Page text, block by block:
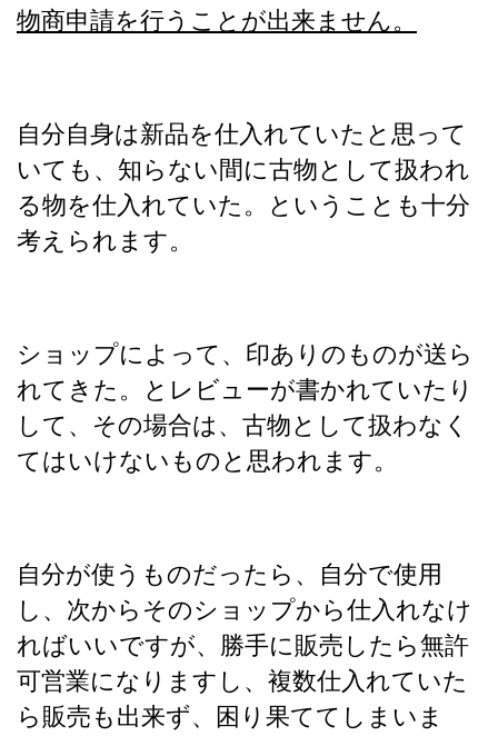
物商申請を行うことが出来ません。
自分自身は新品を仕入れていたと思って
いても、知らない間に古物として扱われ
る物を仕入れていた。ということも十分
考えられます。
ショップによって、印ありのものが送ら
れてきた。とレビューが書かれていたり
して、その場合は、古物として扱わなく
てはいけないものと思われます。
自分が使うものだったら、自分で使用
し、次からそのショップから仕入れなけ
ればいいですが、勝手に販売したら無許
可営業になりますし、複数仕入れていた
ら販売も出来ず、困り果ててしまいま